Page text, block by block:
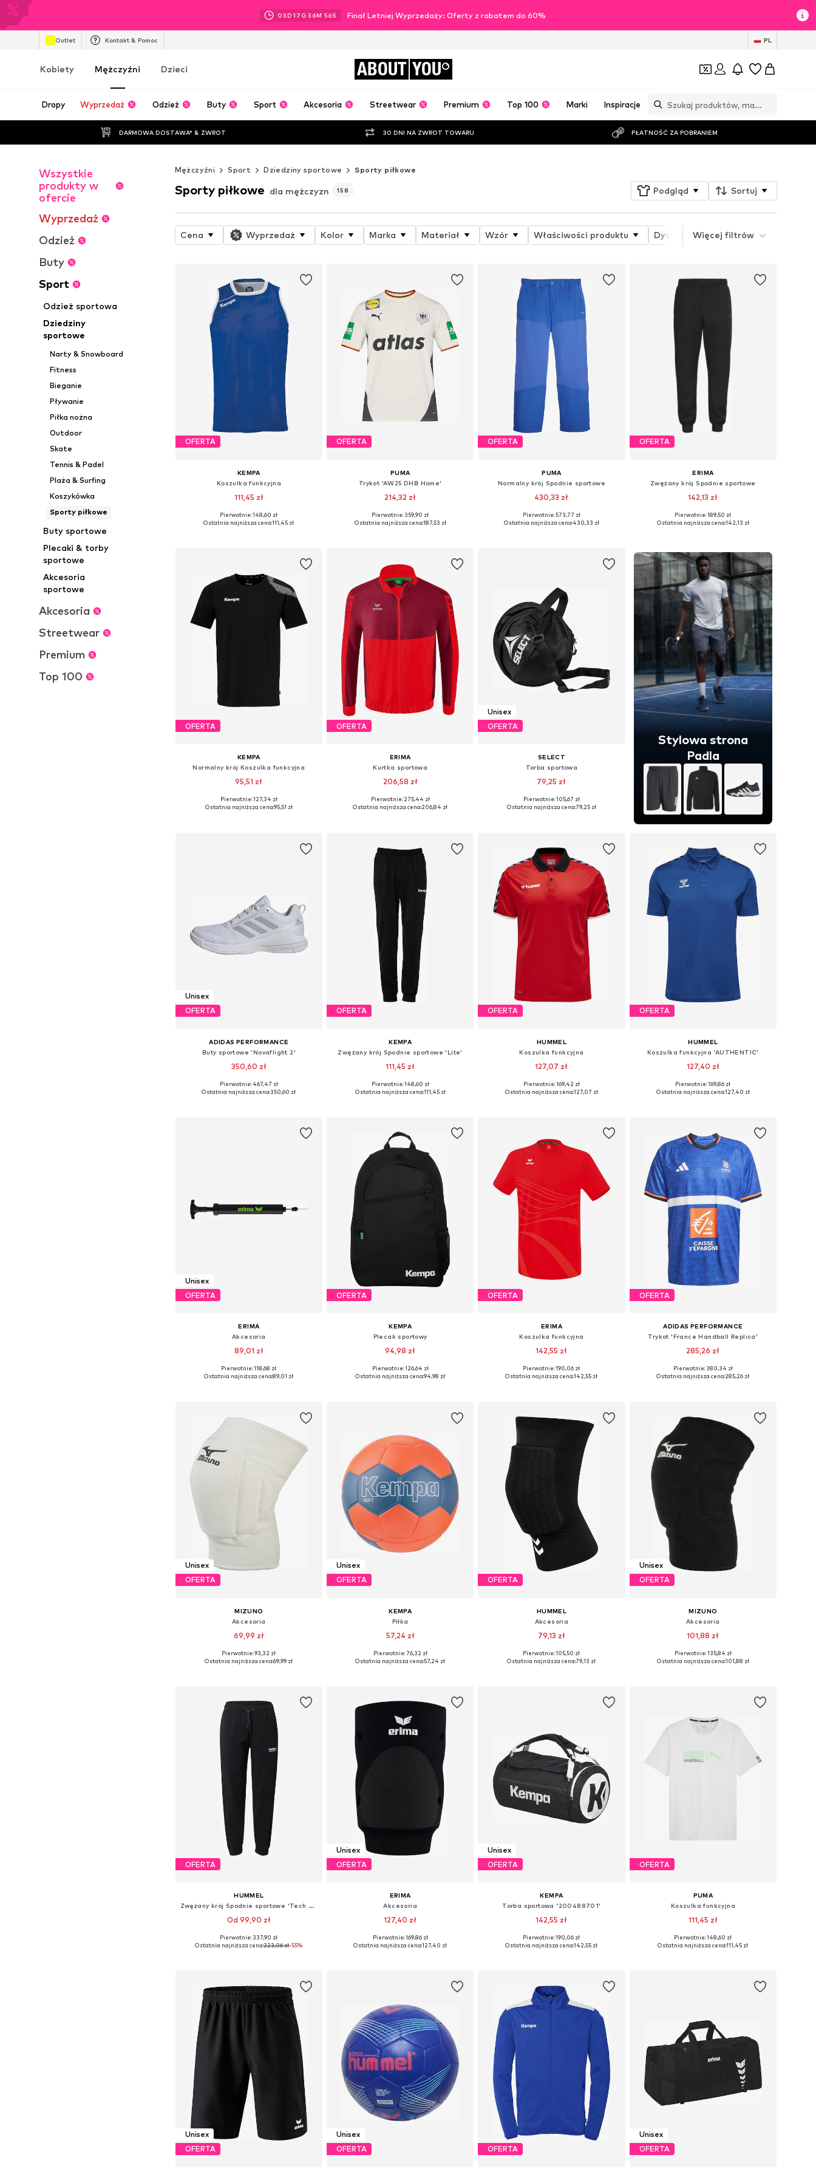
03D17 G 36M 54S Finał Letniej Wyprzedaży: Oferty z rabatem do 60%
Outlet Kontakt & Pomoc PL
Kobiety Mężczyźni Dzieci ABOUT YOU
Dropy Wyprzedaż Odzież Buty Sport Akcesoria Streetwear Premium Top 100 Marki Inspiracje
DARMOWA DOSTAWA* & ZWROT 30 DNI NA ZWROT TOWARU PŁATNOŚĆ ZA POBRANIEM
Wszystkie
produkty w
ofercie
Wyprzedaż
Odzież
Buty
Sport
Odzież sportowa
Dziedziny
sportowe
Narty & Snowboard
Fitness
Bieganie
Pływanie
Piłka nożna
Outdoor
Skate
Tennis & Padel
Plaża & Surfing
Koszykówka
Sporty piłkowe
Buty sportowe
Plecaki & torby
sportowe
Akcesoria
sportowe
Akcesoria
Streetwear
Premium
Top 100
Mężczyźni Sport Dziedziny sportowe Sporty piłkowe
Sporty piłkowe dla mężczyzn 158 Podgląd Sortuj
Cena Wyprzedaż Kolor Marka Materiał Wzór Właściwości produktu Dyscypliny sportowe
Więcej filtrów
OFERTA
KEMPA
Koszulka funkcyjna
111,45 zł
Dostępne rozmiary: S, M, L, XL, XXL
Pierwotnie: 148,60 zł
Ostatnia najniższa cena:111,45 zł
OFERTA
PUMA
Trykot 'AW25 DHB Home'
214,32 zł
Dostępne rozmiary: M, L, XL
Pierwotnie: 359,90 zł
Ostatnia najniższa cena:187,53 zł
OFERTA
PUMA
Normalny krój Spodnie sportowe
430,33 zł
Dostępne rozmiary: S, M, L, XL
Pierwotnie: 573,77 zł
Ostatnia najniższa cena:430,33 zł
OFERTA
ERIMA
Zwężany krój Spodnie sportowe
142,13 zł
Dostępne rozmiary: S, M, L, XXL
Pierwotnie: 189,50 zł
Ostatnia najniższa cena:142,13 zł
OFERTA
KEMPA
Normalny krój Koszulka funkcyjna
95,51 zł
+1
Dostępne rozmiary: M, L, XL
Pierwotnie: 127,34 zł
Ostatnia najniższa cena:95,51 zł
OFERTA
ERIMA
Kurtka sportowa
206,58 zł
+5
Dostępne rozmiary: S, M, L, XXL
Pierwotnie: 275,44 zł
Ostatnia najniższa cena:206,84 zł
Unisex
OFERTA
SELECT
Torba sportowa
79,25 zł
Dostępne rozmiary: One Size
Pierwotnie: 105,67 zł
Ostatnia najniższa cena:79,25 zł
Stylowa strona
Padla
Unisex
OFERTA
ADIDAS PERFORMANCE
Buty sportowe 'Novaflight 2'
350,60 zł
Dostępne w różnych rozmiarach
Pierwotnie: 467,47 zł
Ostatnia najniższa cena:350,60 zł
OFERTA
KEMPA
Zwężany krój Spodnie sportowe 'Lite'
111,45 zł
Dostępne rozmiary: S, M, L, XL, XXL, 4XL
Pierwotnie: 148,60 zł
Ostatnia najniższa cena:111,45 zł
OFERTA
HUMMEL
Koszulka funkcyjna
127,07 zł
Dostępne rozmiary: S, M, L
Pierwotnie: 169,42 zł
Ostatnia najniższa cena:127,07 zł
OFERTA
HUMMEL
Koszulka funkcyjna 'AUTHENTIC'
127,40 zł
Dostępne rozmiary: XS, S, M, L, XL
Pierwotnie: 169,86 zł
Ostatnia najniższa cena:127,40 zł
Unisex
OFERTA
ERIMA
Akcesoria
89,01 zł
Dostępne rozmiary: One Size
Pierwotnie: 118,68 zł
Ostatnia najniższa cena:89,01 zł
OFERTA
KEMPA
Plecak sportowy
94,98 zł
Dostępne rozmiary: One Size
Pierwotnie: 126,64 zł
Ostatnia najniższa cena:94,98 zł
OFERTA
ERIMA
Koszulka funkcyjna
142,55 zł
Dostępne rozmiary: M, L, XL
Pierwotnie: 190,06 zł
Ostatnia najniższa cena:142,55 zł
OFERTA
ADIDAS PERFORMANCE
Trykot 'France Handball Replica'
285,26 zł
Pierwotnie: 380,34 zł
Ostatnia najniższa cena:285,26 zł
Unisex
OFERTA
MIZUNO
Akcesoria
69,99 zł
Dostępne rozmiary: S, M, L, XL
Pierwotnie: 93,32 zł
Ostatnia najniższa cena:69,99 zł
Unisex
OFERTA
KEMPA
Piłka
57,24 zł
Dostępne rozmiary: Jednolity rozmiar
Pierwotnie: 76,32 zł
Ostatnia najniższa cena:57,24 zł
OFERTA
HUMMEL
Akcesoria
79,13 zł
Dostępne rozmiary: XS, S, M, L, XL
Pierwotnie: 105,50 zł
Ostatnia najniższa cena:79,13 zł
Unisex
OFERTA
MIZUNO
Akcesoria
101,88 zł
Dostępne rozmiary: S, M, L, XL
Pierwotnie: 135,84 zł
Ostatnia najniższa cena:101,88 zł
OFERTA
HUMMEL
Zwężany krój Spodnie sportowe 'Tech Fleece'
Od 99,90 zł
Dostępne rozmiary: XS, S, M, L, XL, XXL
Pierwotnie: 337,90 zł
Ostatnia najniższa cena:223,06 zł-55%
Unisex
OFERTA
ERIMA
Akcesoria
127,40 zł
Dostępne rozmiary: S, M, L, XL
Pierwotnie: 169,86 zł
Ostatnia najniższa cena:127,40 zł
Unisex
OFERTA
KEMPA
Torba sportowa '200488701'
142,55 zł
Dostępne rozmiary: S
Pierwotnie: 190,06 zł
Ostatnia najniższa cena:142,55 zł
OFERTA
PUMA
Koszulka funkcyjna
111,45 zł
+1
Dostępne rozmiary: L, XL, XXL
Pierwotnie: 148,60 zł
Ostatnia najniższa cena:111,45 zł
Unisex
OFERTA
Unisex
OFERTA
OFERTA
Unisex
OFERTA